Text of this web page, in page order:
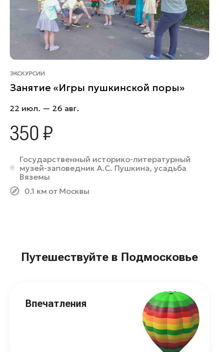
ЭКСКУРСИИ
Занятие «Игры пушкинской поры»
22 июл. — 26 авг.
350 ₽
Государственный историко-литературный
музей-заповедник А.С. Пушкина, усадьба
Вяземы
0.1 км от Москвы
Путешествуйте в Подмосковье
Впечатления